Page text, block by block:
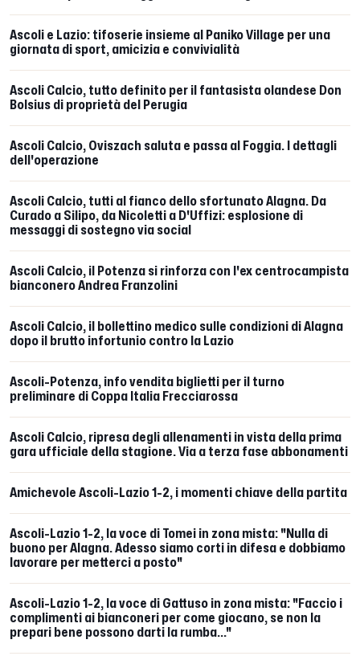
Ascoli e Lazio: tifoserie insieme al Paniko Village per una
giornata di sport, amicizia e convivialità
Ascoli Calcio, tutto definito per il fantasista olandese Don
Bolsius di proprietà del Perugia
Ascoli Calcio, Oviszach saluta e passa al Foggia. I dettagli
dell'operazione
Ascoli Calcio, tutti al fianco dello sfortunato Alagna. Da
Curado a Silipo, da Nicoletti a D'Uffizi: esplosione di
messaggi di sostegno via social
Ascoli Calcio, il Potenza si rinforza con l'ex centrocampista
bianconero Andrea Franzolini
Ascoli Calcio, il bollettino medico sulle condizioni di Alagna
dopo il brutto infortunio contro la Lazio
Ascoli-Potenza, info vendita biglietti per il turno
preliminare di Coppa Italia Frecciarossa
Ascoli Calcio, ripresa degli allenamenti in vista della prima
gara ufficiale della stagione. Via a terza fase abbonamenti
Amichevole Ascoli-Lazio 1-2, i momenti chiave della partita
Ascoli-Lazio 1-2, la voce di Tomei in zona mista: "Nulla di
buono per Alagna. Adesso siamo corti in difesa e dobbiamo
lavorare per metterci a posto"
Ascoli-Lazio 1-2, la voce di Gattuso in zona mista: "Faccio i
complimenti ai bianconeri per come giocano, se non la
prepari bene possono darti la rumba..."